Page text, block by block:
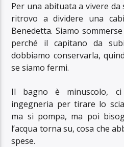
Per una abituata a vivere
ritrovo a dividere una
Benedetta. Siamo
perché il capitano da
dobbiamo conservarla,
se siamo fermi.
Il bagno è minuscolo,
ingegneria per tirare lo
ma si pompa, ma poi
l’acqua torna su, cosa che
spese.